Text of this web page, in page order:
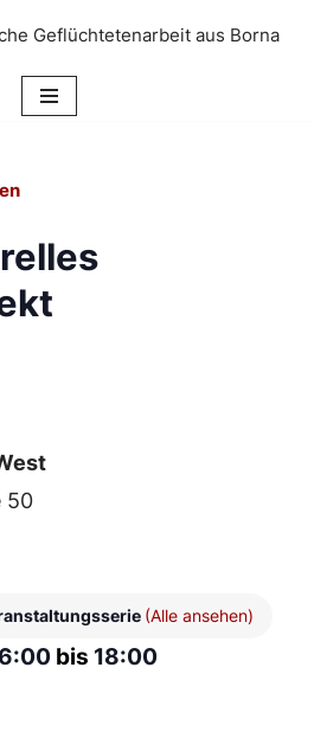
Geflüchtetenarbeit aus Borna
50
(Alle ansehen)
bis 18:00